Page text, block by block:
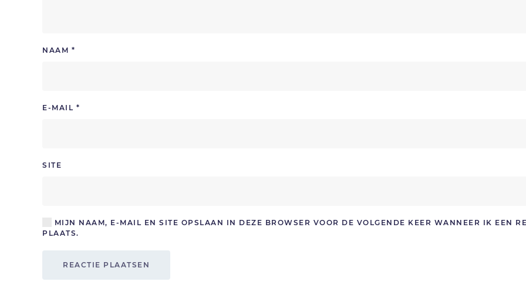
NAAM *
E-MAIL *
SITE
MIJN NAAM, E-MAIL EN SITE OPSLAAN IN DEZE BROWSER VOOR DE VOLGENDE KEER WANNEER IK EEN
PLAATS.
REACTIE PLAATSEN